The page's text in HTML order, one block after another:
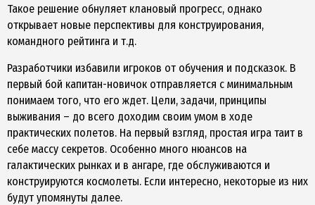
Такое решение обнуляет клановый прогресс, однако
открывает новые перспективы для конструирования,
командного рейтинга и т.д.
Разработчики избавили игроков от обучения и подсказок. В
первый бой капитан-новичок отправляется с минимальным
понимаем того, что его ждет. Цели, задачи, принципы
выживания – до всего доходим своим умом в ходе
практических полетов. На первый взгляд, простая игра таит в
себе массу секретов. Особенно много нюансов на
галактических рынках и в ангаре, где обслуживаются и
конструируются космолеты. Если интересно, некоторые из них
будут упомянуты далее.